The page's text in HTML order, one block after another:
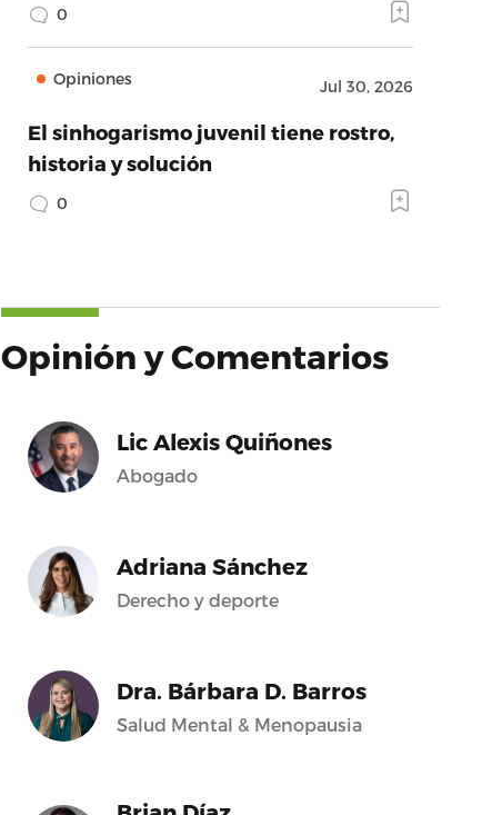
0
Opiniones Jul 30, 2026
El sinhogarismo juvenil tiene rostro,
historia y solución
0
Opinión y Comentarios
Lic Alexis Quiñones
Abogado
Adriana Sánchez
Derecho y deporte
Dra. Bárbara D. Barros
Salud Mental & Menopausia